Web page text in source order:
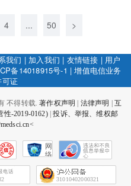
4 ... 50 >
我们 | 加入我们 | 友情链接 | 用户
备14018915号-1 |增值电信业务
可证
不得转载.著作权声明 法律声明
互
-2019-0162)|投诉、举报、维权邮
网
络
会
征
31010402000321